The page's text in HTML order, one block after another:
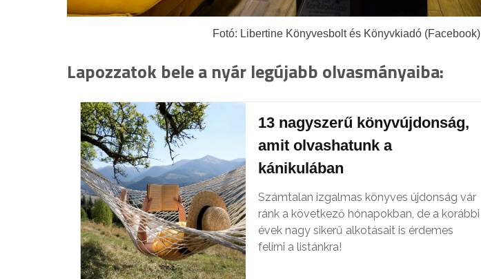
Fotó: Libertine Könyvesbolt és Könyvkiadó (Facebook)
Lapozzatok bele a nyár legújabb olvasmányaiba:
13 nagyszerű könyvújdonság,
amit olvashatunk a
kánikulában
Számtalan izgalmas könyves újdonság vár
ránk a következő hónapokban, de a korábbi
évek nagy sikerű alkotásait is érdemes
felírni a listánkra!